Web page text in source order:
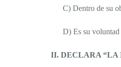
C) Dentro de su
D) Es su voluntad
II. DECLARA “LA